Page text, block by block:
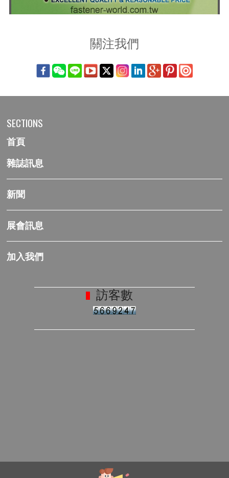
關注我們
SECTIONS
首頁
雜誌訊息
新聞
展會訊息
加入我們
訪客數